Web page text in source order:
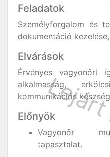
Feladatok
Személyforgalom és
dokumentáció
Elvárások
Érvényes vagyonőri
alkalmasság,
kommunikációs
Előnyök
Vagyonőr
tapasztalat.